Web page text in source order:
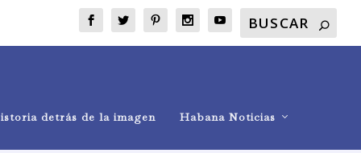
detrás de la imagen Habana Noticias